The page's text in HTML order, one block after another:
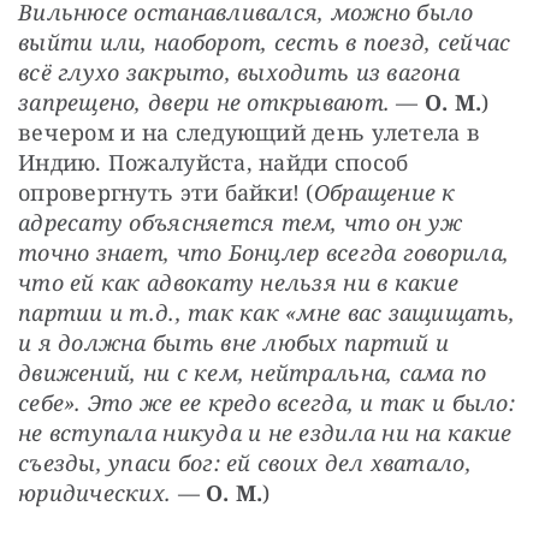
Вильнюсе останавливался, можно было
выйти или, наоборот, сесть в поезд, сейчас
всё глухо закрыто, выходить из вагона
запрещено, двери не открывают. — О. М.)
вечером и на следующий день улетела в
Индию. Пожалуйста, найди способ
опровергнуть эти байки! (Обращение к
адресату объясняется тем, что он уж
точно знает, что Бонцлер всегда говорила,
что ей как адвокату нельзя ни в какие
партии и т.д., так как «мне вас защищать,
и я должна быть вне любых партий и
движений, ни с кем, нейтральна, сама по
себе». Это же ее кредо всегда, и так и было:
не вступала никуда и не ездила ни на какие
съезды, упаси бог: ей своих дел хватало,
юридических. — О. М.)